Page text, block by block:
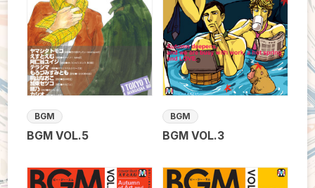
BGM
BGM VOL.5
BGM
BGM VOL.3